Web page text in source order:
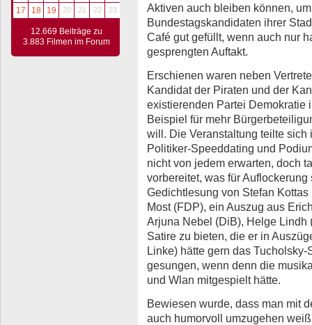
17
18 19 20 21 22 23
12.669 Beiträge zu
3.883 Filmen im Forum
Aktiven auch bleiben können,
Bundestagskandidaten ihrer
Café gut gefüllt, wenn auch nur
gesprengten Auftakt.
Erschienen waren neben
Kandidat der Piraten und der
existierenden Partei Demokratie
Beispiel für mehr
will. Die Veranstaltung teilte
Politiker-Speeddating und
nicht von jedem erwarten, doch
vorbereitet, was für
Gedichtlesung von Stefan
Most (FDP), ein Auszug aus
Arjuna Nebel (DiB), Helge Lindh
Satire zu bieten, die er in
Linke) hätte gern das
gesungen, wenn denn die
und Wlan mitgespielt hätte.
Bewiesen wurde, dass man mit
auch humorvoll umzugehen